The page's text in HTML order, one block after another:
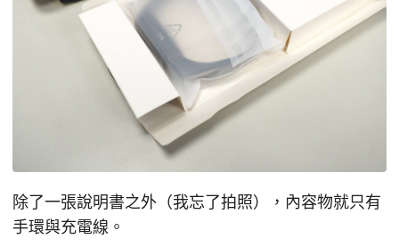
除了一張說明書之外（我忘了拍照），內容物就只有
手環與充電線。